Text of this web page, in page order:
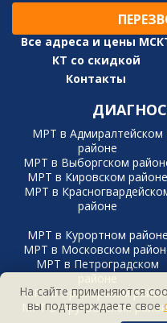
Все адреса и цены
КТ со скидкой
Контакты
МРТ в Адмиралтейском
районе
МРТ в Выборгском
МРТ в Кировском районе
МРТ в
районе
МРТ в Курортном районе
МРТ в Московском
МРТ в Петроградском
районе
МРТ в Приморском
МРТ в Фрунзенском
На сайте применяются
вы подтверждаете свое